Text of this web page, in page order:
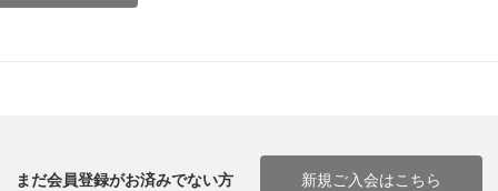
まだ会員登録がお済みでない方 新規ご入会はこちら